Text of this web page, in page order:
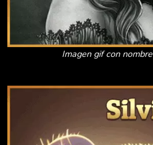
Imagen gif con